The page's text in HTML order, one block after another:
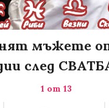
мъжете
след
1 от 13